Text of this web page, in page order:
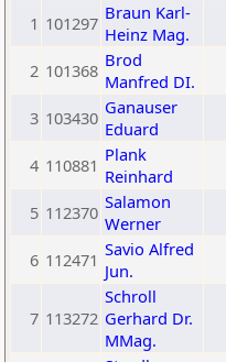
1 101297 Braun Karl-
Heinz Mag.
2 101368 Brod
Manfred DI.
3 103430 Ganauser
Eduard
4 110881 Plank
Reinhard
5 112370 Salamon
Werner
6 112471 Savio Alfred
Jun.
7 113272
Schroll
Gerhard Dr.
MMag.